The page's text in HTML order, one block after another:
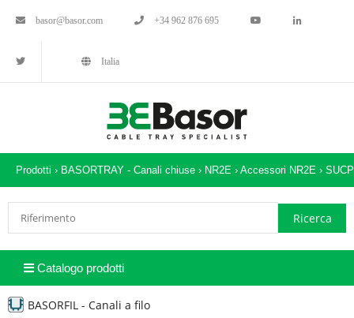
basor@basor.com +34 962 876 695
Italia
Prodotti › BASORTRAY - Canali chiuse › NR2E › Accessori NR2E › SUCP
Catalogo prodotti
BASORFIL - Canali a filo